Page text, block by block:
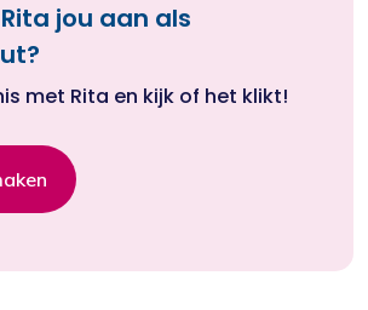
jou aan als
met Rita en kijk of het klikt!